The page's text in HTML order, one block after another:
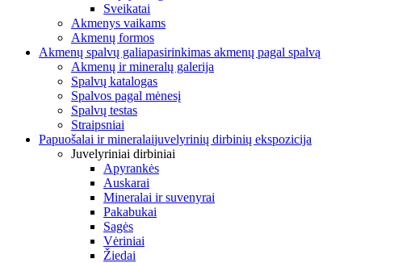
Sveikatai
Akmenys vaikams
Akmenų formos
Akmenų spalvų galiapasirinkimas akmenų pagal spalvą
Akmenų ir mineralų galerija
Spalvų katalogas
Spalvos pagal mėnesį
Spalvų testas
Straipsniai
Papuošalai ir mineralaijuvelyrinių dirbinių ekspozicija
Juvelyriniai dirbiniai
Apyrankės
Auskarai
Mineralai ir suvenyrai
Pakabukai
Sagės
Vėriniai
Žiedai